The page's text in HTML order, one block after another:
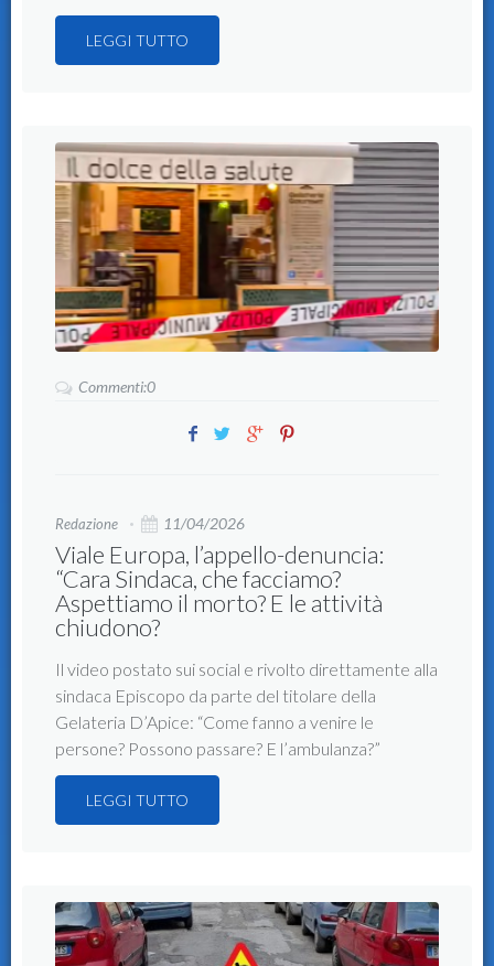
LEGGI TUTTO
Commenti:0
Redazione 11/04/2026
Viale Europa, l’appello-denuncia:
“Cara Sindaca, che facciamo?
Aspettiamo il morto? E le attività
chiudono?
Il video postato sui social e rivolto direttamente alla
sindaca Episcopo da parte del titolare della
Gelateria D’Apice: “Come fanno a venire le
persone? Possono passare? E l’ambulanza?”
LEGGI TUTTO